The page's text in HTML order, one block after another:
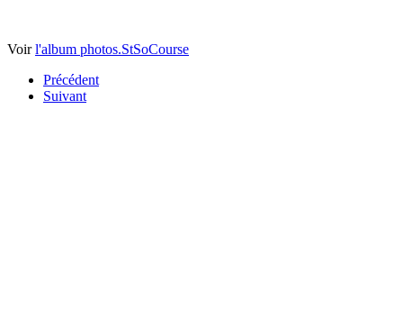
Voirl'album photos.StSoCourse
Précédent
Suivant